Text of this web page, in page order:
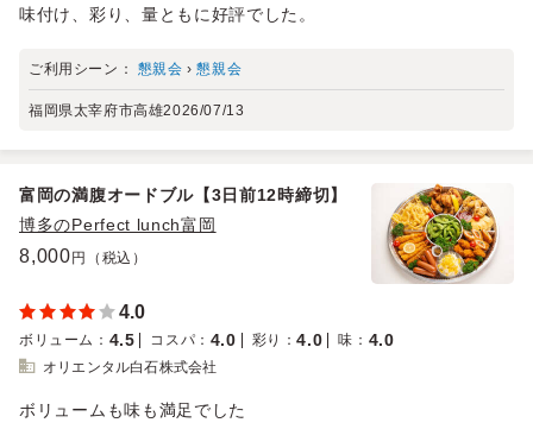
味付け、彩り、量ともに好評でした。
ご利用シーン： 懇親会 ›懇親会
福岡県太宰府市高雄2026/07/13
富岡の満腹オードブル【3日前12時締切】
博多のPerfect lunch富岡
8,000円（税込）
4.0
ボリューム ： 4.5 コスパ ： 4.0 彩り ：4.0 味 ： 4.0
オリエンタル白石株式会社
ボリュームも味も満足でした